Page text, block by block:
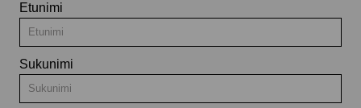
Etunimi
Sukunimi